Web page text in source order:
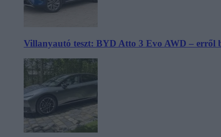
Villanyautó teszt: BYD Atto 3 Evo AWD – erről